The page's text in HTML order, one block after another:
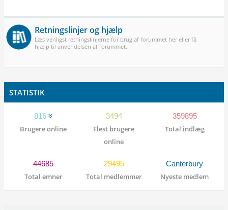
Retningslinjer og hjælp
Læs venligst retningslinjerne for brug af forummet her eller få
hjælp til anvendelsen af forummet.
STATISTIK
816
Brugere online
3494
Flest brugere
online
359895
Total indlæg
44685
Total emner
29495
Total medlemmer
Canterbury
Nyeste medlem